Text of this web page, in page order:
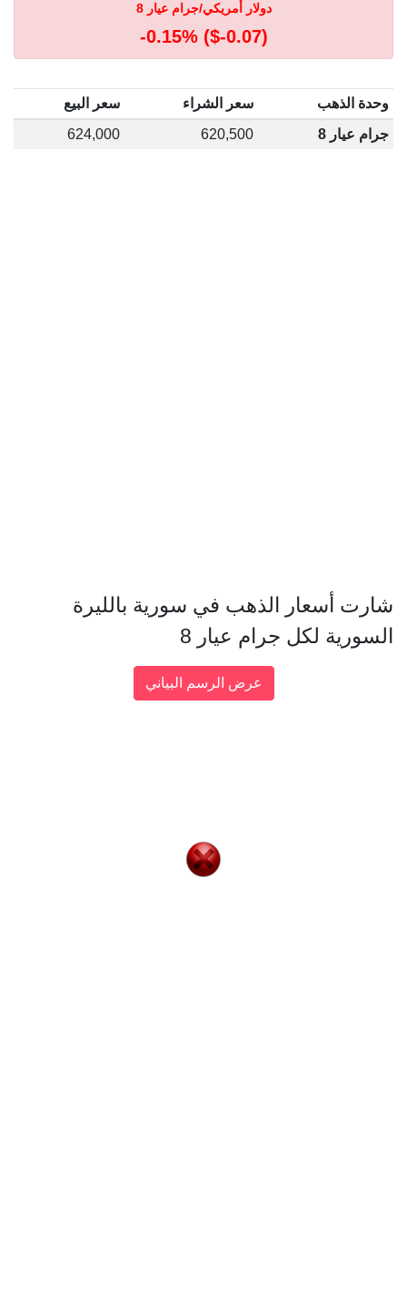
دولار أمريكي/جرام عيار 8
-0.15% ($-0.07)
وحدة الذهب سعر الشراء
سعر البيع
جرام عيار 8
620,500
624,000
شارت أسعار الذهب في سورية بالليرة
السورية لكل جرام عيار 8